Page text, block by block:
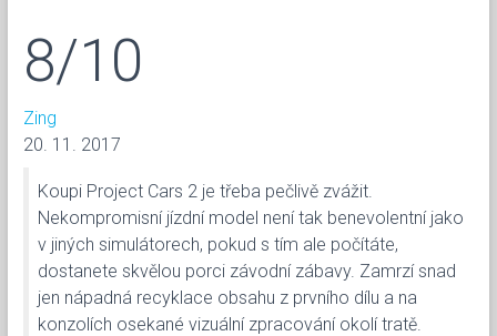
8/10
Zing
20. 11. 2017
Koupi Project Cars 2 je třeba pečlivě zvážit.
Nekompromisní jízdní model není tak benevolentní jako
v jiných simulátorech, pokud s tím ale počítáte,
dostanete skvělou porci závodní zábavy. Zamrzí snad
jen nápadná recyklace obsahu z prvního dílu a na
konzolích osekané vizuální zpracování okolí tratě.